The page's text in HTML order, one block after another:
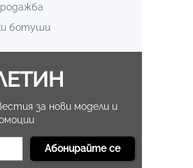
ботуши
за нови модели и